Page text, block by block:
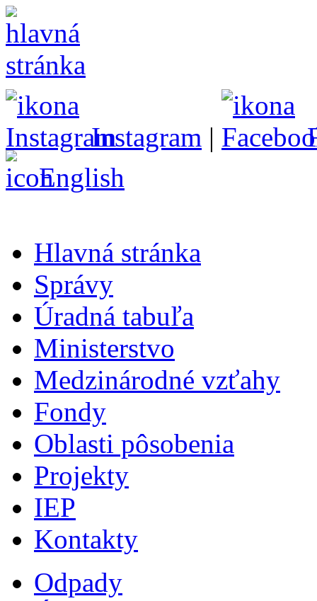
Instagram |
English
Hlavná stránka
Správy
Úradná tabuľa
Ministerstvo
Medzinárodné vzťahy
Fondy
Oblasti pôsobenia
Projekty
IEP
Kontakty
Odpady